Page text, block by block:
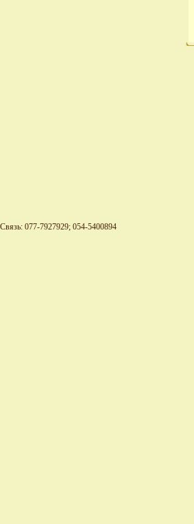
Связь: 077-7927929; 054-5400894